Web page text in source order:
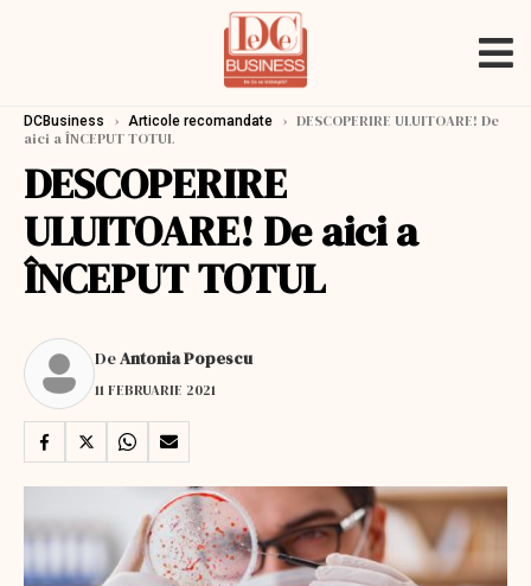
DCBusiness › Articole recomandate › DESCOPERIRE ULUITOARE! De
aici a ÎNCEPUT TOTUL
DESCOPERIRE
ULUITOARE! De aici a
ÎNCEPUT TOTUL
DeAntonia Popescu
11 FEBRUARIE 2021